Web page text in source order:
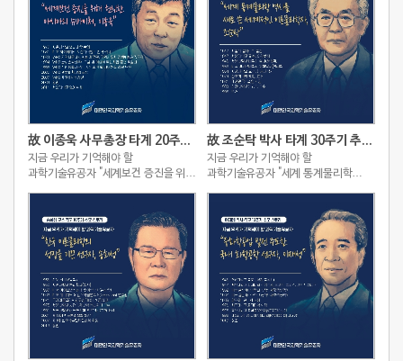
故 이종욱 사무총장 타계 20주기 추모 스토리
지금 우리가 기억해야 할
과학기술유공자 "세계보건 증진을 위해
故 조순탁 박사 타계 30주기 추모 스토리
지금 우리가 기억해야 할
과학기술유공자 "세계 통계물리학